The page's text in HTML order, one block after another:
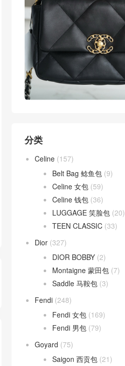
分类
Celine (157)
Belt Bag 鲶鱼包 (9)
Celine 女包 (59)
Celine 钱包 (36)
LUGGAGE 笑脸包 (20)
TEEN CLASSIC (33)
Dior (327)
DIOR BOBBY (2)
Montaigne 蒙田包 (7)
Saddle 马鞍包 (3)
Fendi (248)
Fendi 女包 (169)
Fendi 男包 (79)
Goyard (75)
Saigon 西贡包 (21)